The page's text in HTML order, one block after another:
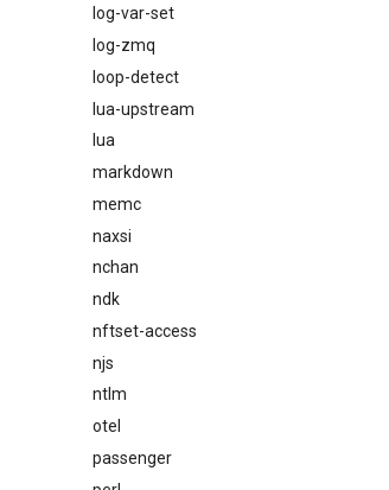
log-var-set
log-zmq
loop-detect
lua-upstream
lua
markdown
memc
naxsi
nchan
ndk
nftset-access
njs
ntlm
otel
passenger